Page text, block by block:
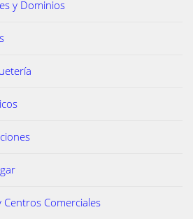
y Dominios
Comerciales